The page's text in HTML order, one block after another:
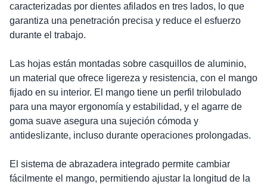
caracterizadas por dientes afilados en tres lados, lo que
garantiza una penetración precisa y reduce el esfuerzo
durante el trabajo.
Las hojas están montadas sobre casquillos de aluminio,
un material que ofrece ligereza y resistencia, con el mango
fijado en su interior. El mango tiene un perfil trilobulado
para una mayor ergonomía y estabilidad, y el agarre de
goma suave asegura una sujeción cómoda y
antideslizante, incluso durante operaciones prolongadas.
El sistema de abrazadera integrado permite cambiar
fácilmente el mango, permitiendo ajustar la longitud de la